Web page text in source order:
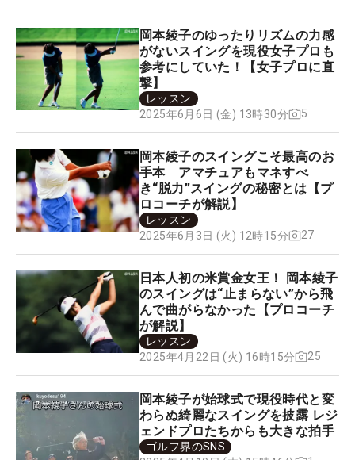
岡本綾子のゆったりリズムの力感
がないスイングを現役女子プロも
参考にしていた！【女子プロに直
撃】
レッスン
2025年6月6日 (金) 13時30分
5
岡本綾子のスイングこそ最高のお
手本 アマチュアもマネすべ
き“脱力”スイングの秘密とは【プ
ロコーチが解説】
レッスン
2025年6月3日 (火) 12時15分
27
日本人初の米賞金女王！ 岡本綾子
のスイングは“止まらない”から飛
んで曲がらなかった【プロコーチ
が解説】
レッスン
2025年4月22日 (火) 16時15分
25
岡本綾子が始球式で現役時代と変
わらぬ綺麗なスイングを披露 レジ
ェンドプロたちからも大きな拍手
ゴルフ界のSNS